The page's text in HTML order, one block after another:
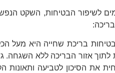
לשיפור הבטיחות, השקט
בריכת שחייה היא מעל
לתוך אזור הבריכה ללא
את הסיכון לטביעה ותאונות